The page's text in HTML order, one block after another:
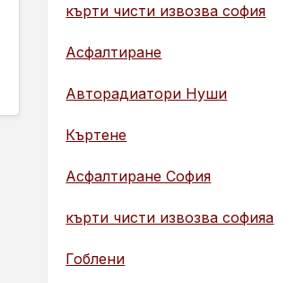
кърти чисти извозва софия
Асфалтиране
Авторадиатори Нуши
Къртене
Асфалтиране София
кърти чисти извозва софияа
Гоблени